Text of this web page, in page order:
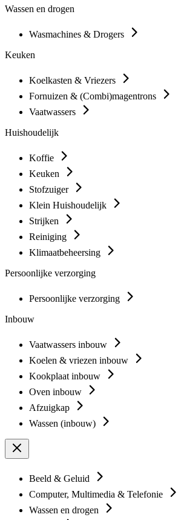
Wassen en drogen
Wasmachines & Drogers
Keuken
Koelkasten & Vriezers
Fornuizen & (Combi)magentrons
Vaatwassers
Huishoudelijk
Koffie
Keuken
Stofzuiger
Klein Huishoudelijk
Strijken
Reiniging
Klimaatbeheersing
Persoonlijke verzorging
Persoonlijke verzorging
Inbouw
Vaatwassers inbouw
Koelen & vriezen inbouw
Kookplaat inbouw
Oven inbouw
Afzuigkap
Wassen (inbouw)
Beeld & Geluid
Computer, Multimedia & Telefonie
Wassen en drogen